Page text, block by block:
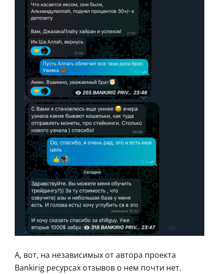
А, вот, на независимых от автора проекта
Bankirig ресурсах отзывов о нем почти нет.